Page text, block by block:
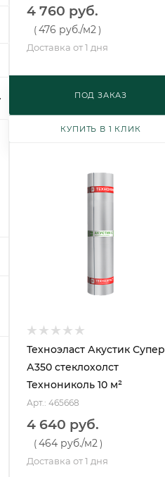
4 760 руб.
(476 руб./м2 )
Доставка от 1 дня
ПОД ЗАКАЗ
КУПИТЬ В 1 КЛИК
Техноэласт Акустик Супер
А350 стеклохолст
Технониколь 10 м²
Арт.: 465668
4 640 руб.
(464 руб./м2)
Доставка от 1 дня